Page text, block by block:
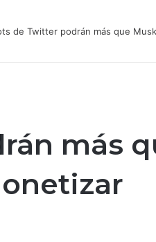
de Twitter podrán más que
más